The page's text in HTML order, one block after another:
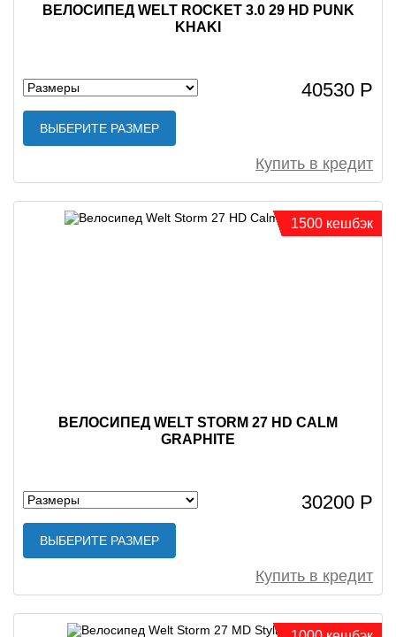
ВЕЛОСИПЕД WELT ROCKET 3.0 29 HD PUNK
KHAKI
40530 Р
ВЫБЕРИТЕ РАЗМЕР
Купить в кредит
ВЕЛОСИПЕД WELT STORM 27 HD CALM
GRAPHITE
30200 Р
ВЫБЕРИТЕ РАЗМЕР
Купить в кредит
1500 кешбэк